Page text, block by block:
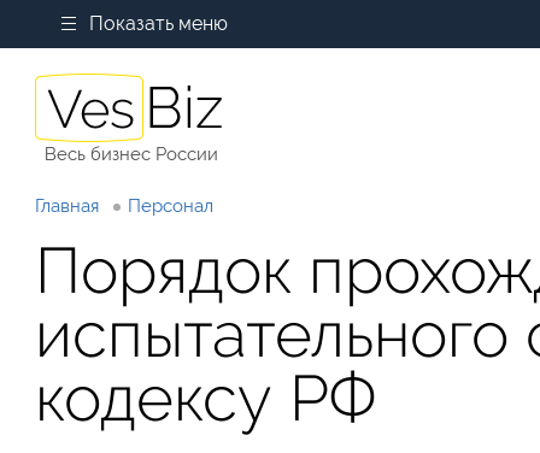
Показать меню
Весь бизнес России
Главная Персонал
Порядок
кодексу РФ